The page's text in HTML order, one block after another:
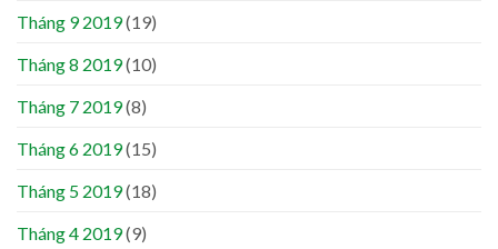
Tháng 9 2019(19)
Tháng 8 2019(10)
Tháng 7 2019(8)
Tháng 6 2019(15)
Tháng 5 2019(18)
Tháng 4 2019(9)